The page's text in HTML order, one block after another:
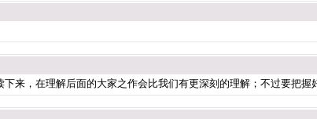
来，在理解后面的大家之作会比我们有更深刻的理解；不过要把握